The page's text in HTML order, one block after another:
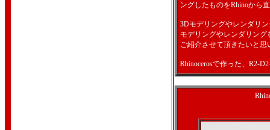
ングしたものをRhinoから
3Dモデリングやレンダリン
モデリングやレンダリング
ご紹介させて頂きたいと思
Rhinocerosで作った、R2-